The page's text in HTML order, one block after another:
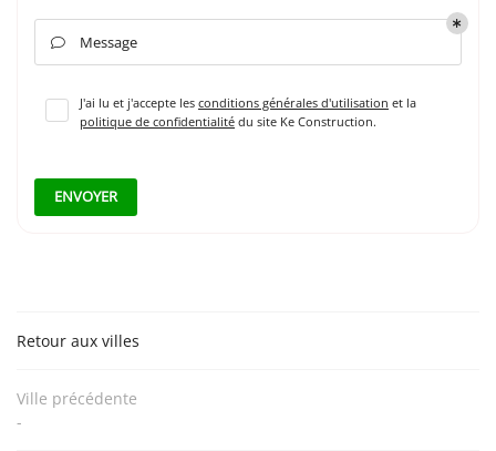
 Message
J'ai lu et j'accepte les conditions générales d'utilisation et la
politique de confidentialité du site Ke Construction.
ENVOYER
Retour aux villes
Ville précédente
-